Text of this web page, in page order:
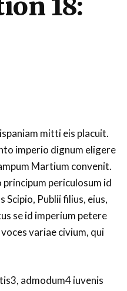
18:
mitti eis placuit.
imperio dignum eligere
Martium convenit.
periculosum id
Scipio, Publii filius, eius,
se id imperium petere
variae civium, qui
admodum4 iuvenis